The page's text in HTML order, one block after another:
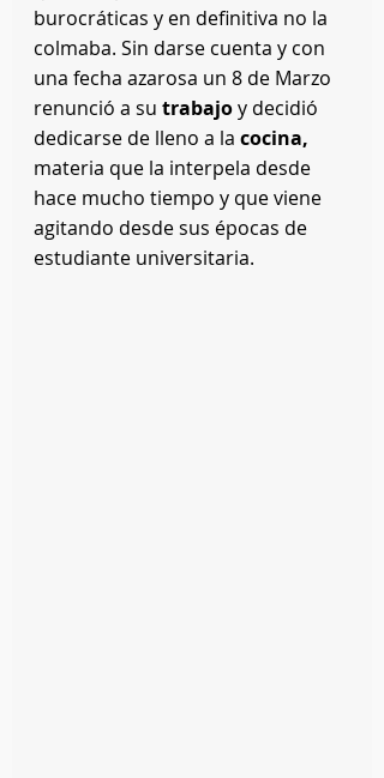
burocráticas y en definitiva no la
colmaba. Sin darse cuenta y con
una fecha azarosa un 8 de Marzo
renunció a su trabajo y decidió
dedicarse de lleno a la cocina,
materia que la interpela desde
hace mucho tiempo y que viene
agitando desde sus épocas de
estudiante universitaria.